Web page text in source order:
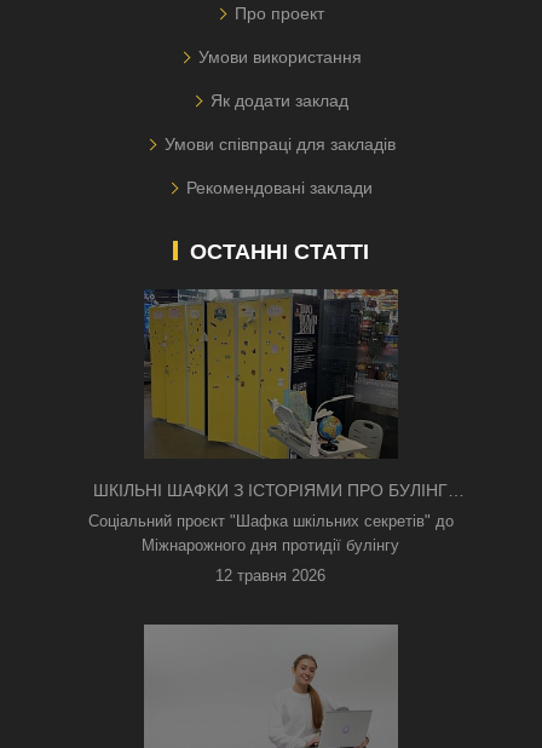
Про проект
Умови використання
Як додати заклад
Умови співпраці для закладів
Рекомендовані заклади
ОСТАННІ СТАТТІ
ШКІЛЬНІ ШАФКИ З ІСТОРІЯМИ ПРО БУЛІНГ
З'ЯВИЛИСЯ В КИЄВІ
Соціальний проєкт "Шафка шкільних секретів" до
Міжнарожного дня протидії булінгу
12 травня 2026